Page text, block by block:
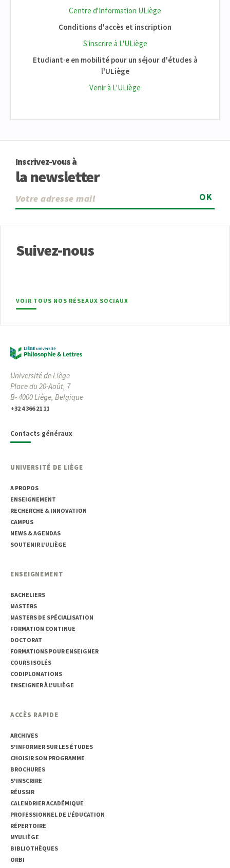
Centre d'Information ULiège
Conditions d'accès et inscription
S'inscrire à L'ULiège
Etudiant·e en mobilité pour un séjour d'études à
l'ULiège
Venir à L'ULiège
Inscrivez-vous à
la newsletter
OK
Suivez-nous
VOIR TOUS NOS RÉSEAUX SOCIAUX
Université de Liège
Place du 20-Août, 7
B- 4000 Liège, Belgique
+32 4 366 21 11
Contacts généraux
UNIVERSITÉ DE LIÈGE
A PROPOS
ENSEIGNEMENT
RECHERCHE & INNOVATION
CAMPUS
NEWS & AGENDAS
SOUTENIR L'ULIÈGE
ENSEIGNEMENT
BACHELIERS
MASTERS
MASTERS DE SPÉCIALISATION
FORMATION CONTINUE
DOCTORAT
FORMATIONS POUR ENSEIGNER
COURS ISOLÉS
CODIPLOMATIONS
ENSEIGNER À L'ULIÈGE
ACCÈS RAPIDE
ARCHIVES
S'INFORMER SUR LES ÉTUDES
CHOISIR SON PROGRAMME
BROCHURES
S'INSCRIRE
RÉUSSIR
CALENDRIER ACADÉMIQUE
PROFESSIONNEL DE L'ÉDUCATION
RÉPERTOIRE
MYULIÈGE
BIBLIOTHÈQUES
ORBI